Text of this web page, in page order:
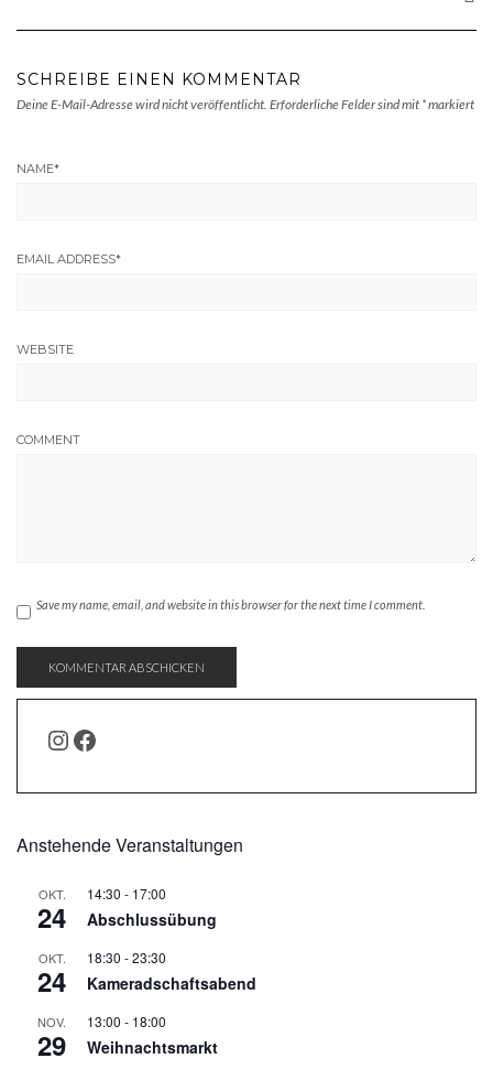
SCHREIBE EINEN KOMMENTAR
Deine E-Mail-Adresse wird nicht veröffentlicht. Erforderliche Felder sind mit *markiert
NAME*
EMAIL ADDRESS*
WEBSITE
COMMENT
Save my name, email, and website in this browser for the next time I comment.
INSTAGRAM
FACEBOOK
Anstehende Veranstaltungen
OKT.
24
14:30 - 17:00
Abschlussübung
OKT.
24
18:30 -23:30
Kameradschaftsabend
NOV.
29
13:00 - 18:00
Weihnachtsmarkt